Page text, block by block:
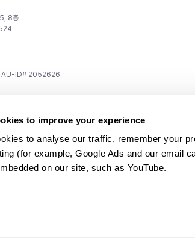
to improve your experience
to analyse our traffic, remember your
(for example, Google Ads and our email
on our site, such as YouTube.
8층
ID# 2052626